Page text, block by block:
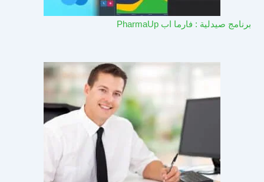
برنامج صيدلية : فارما اب PharmaUp​